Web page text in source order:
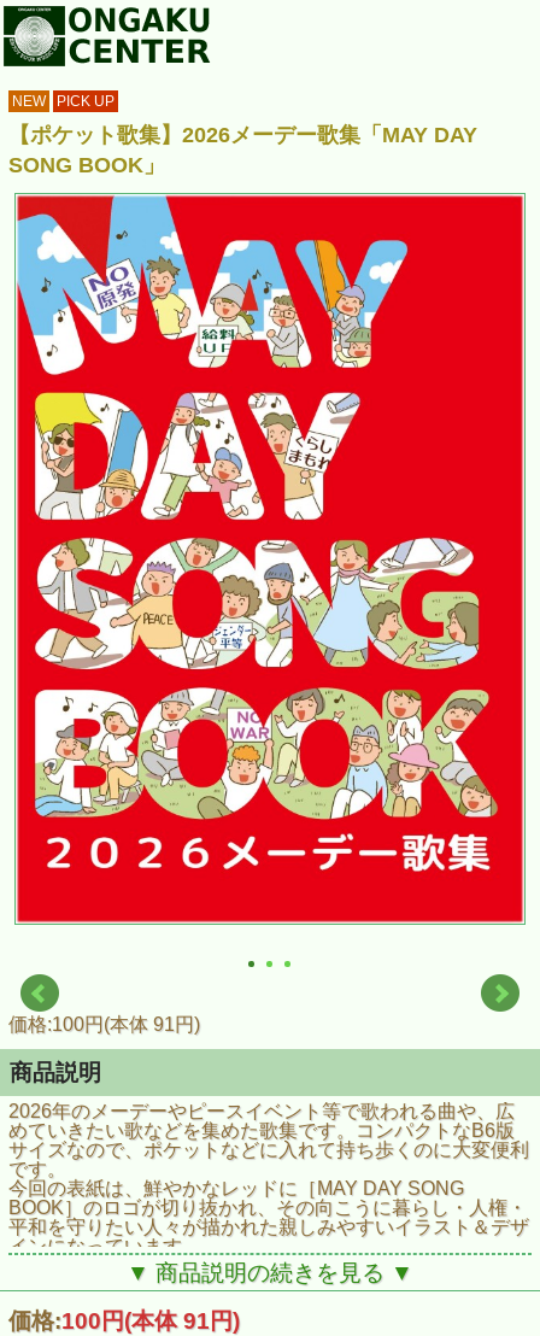
NEW PICK UP
【ポケット歌集】2026メーデー歌集「MAY DAY
SONG BOOK」
価格:100円(本体 91円)
商品説明
2026年のメーデーやピースイベント等で歌われる曲や、広
めていきたい歌などを集めた歌集です。コンパクトなB6版
サイズなので、ポケットなどに入れて持ち歩くのに大変便利
です。
今回の表紙は、鮮やかなレッドに［MAY DAY SONG
BOOK］のロゴが切り抜かれ、その向こうに暮らし・人権・
平和を守りたい人々が描かれた親しみやすいイラスト＆デザ
インになっています。
「がんばろう」「インターナショナル」「心つなごう」など
のメーデーやピースイベントでの定番曲に加え、日本原水爆
被害者団体協議会のノーベル平和賞受賞を機に世界に向け歌
い続けたい「青い空は」、今もロシアの軍事侵攻が続くウク
▼ 商品説明の続きを見る ▼
価格:100円(本体 91円)